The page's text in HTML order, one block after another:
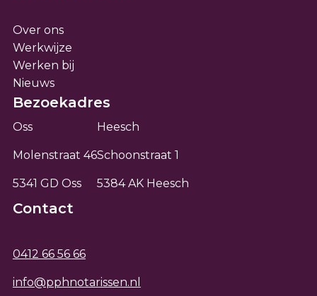
Over ons
Werkwijze
Werken bij
Nieuws
Bezoekadres
Oss
Molenstraat 46
5341 GD Oss
Heesch
Schoonstraat 1
5384 AK Heesch
Contact
0412 66 56 66
info@pphnotarissen.nl